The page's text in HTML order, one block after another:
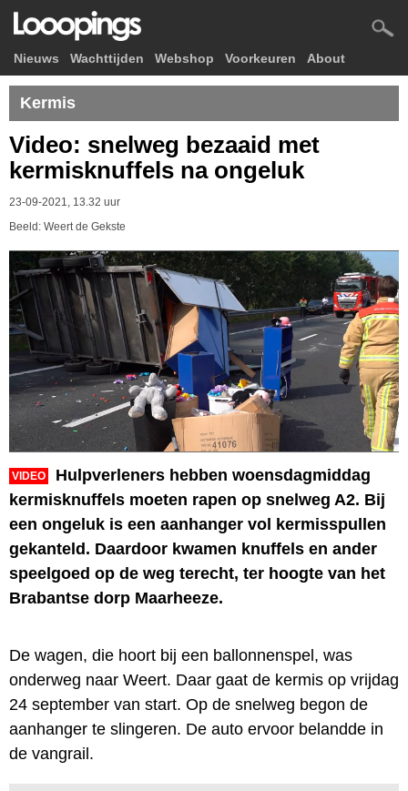
Nieuws Wachttijden Webshop Voorkeuren About
Kermis
Video: snelweg bezaaid met
kermisknuffels na ongeluk
23-09-2021, 13.32 uur
Beeld: Weert de Gekste
VIDEO
Hulpverleners hebben woensdagmiddag
kermisknuffels moeten rapen op snelweg A2. Bij
een ongeluk is een aanhanger vol kermisspullen
gekanteld. Daardoor kwamen knuffels en ander
speelgoed op de weg terecht, ter hoogte van het
Brabantse dorp Maarheeze.
De wagen, die hoort bij een ballonnenspel, was
onderweg naar Weert. Daar gaat de kermis op vrijdag
24 september van start. Op de snelweg begon de
aanhanger te slingeren. De auto ervoor belandde in
de vangrail.